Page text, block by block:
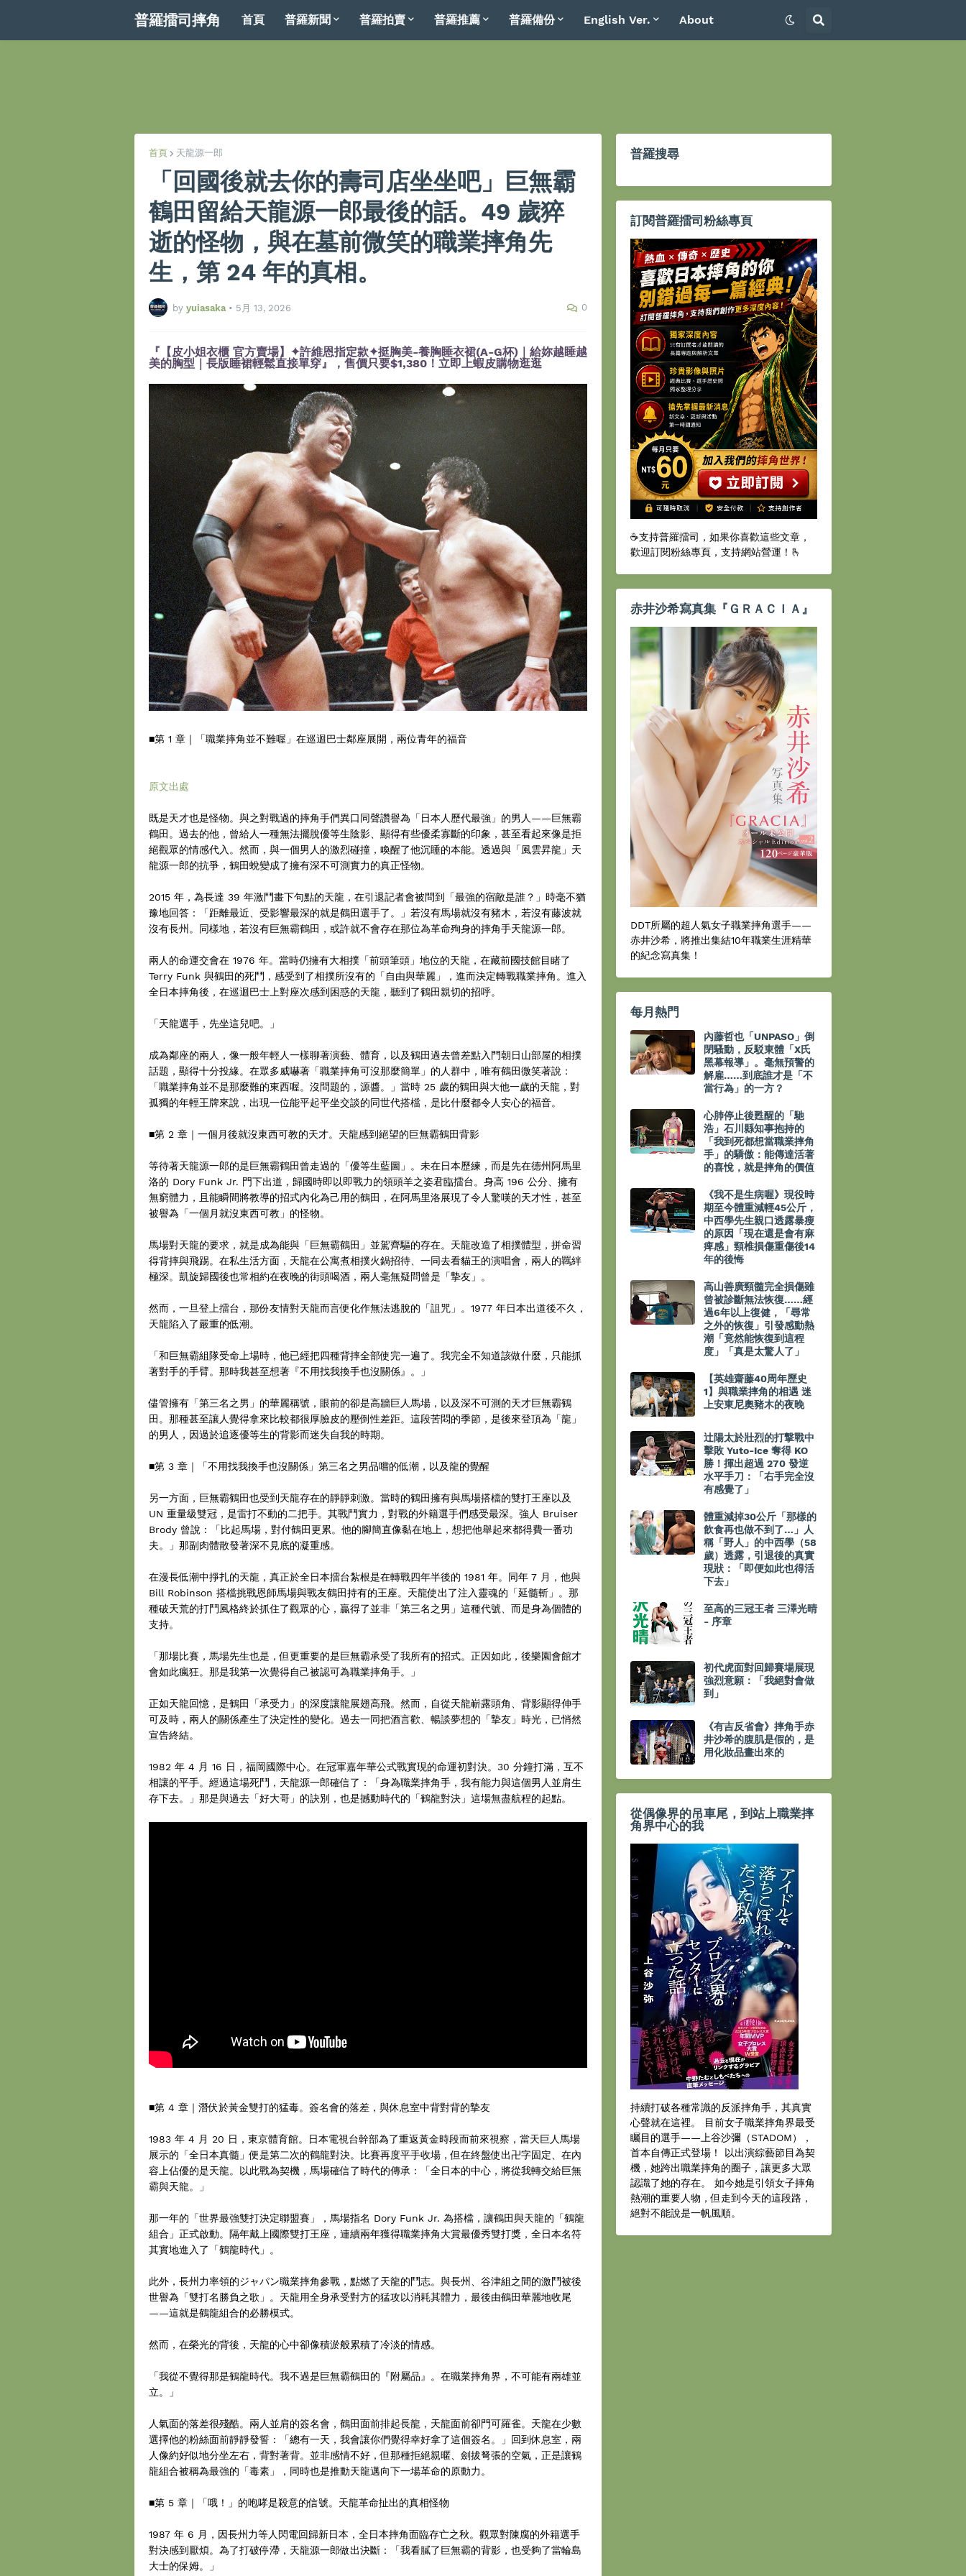
普羅擂司摔角 首頁 普羅新聞 普羅拍賣 普羅推薦 普羅備份 English Ver. About
首頁 天龍源一郎
「回國後就去你的壽司店坐坐吧」巨無霸
鶴田留給天龍源一郎最後的話。49 歲猝
逝的怪物，與在墓前微笑的職業摔角先
生，第 24 年的真相。
by yuiasaka • 5月 13, 2026 0
『【皮小姐衣櫃 官方賣場】✦許維恩指定款✦挺胸美-養胸睡衣裙(A-G杯)｜給妳越睡越
美的胸型｜長版睡裙輕鬆直接單穿』，售價只要$1,380！立即上蝦皮購物逛逛
■第 1 章｜「職業摔角並不難喔」在巡迴巴士鄰座展開，兩位青年的福音
原文出處
既是天才也是怪物。與之對戰過的摔角手們異口同聲讚譽為「日本人歷代最強」的男人——巨無霸
鶴田。過去的他，曾給人一種無法擺脫優等生陰影、顯得有些優柔寡斷的印象，甚至看起來像是拒
絕觀眾的情感代入。然而，與一個男人的激烈碰撞，喚醒了他沉睡的本能。透過與「風雲昇龍」天
龍源一郎的抗爭，鶴田蛻變成了擁有深不可測實力的真正怪物。
2015 年，為長達 39 年激鬥畫下句點的天龍，在引退記者會被問到「最強的宿敵是誰？」時毫不猶
豫地回答：「距離最近、受影響最深的就是鶴田選手了。」若沒有馬場就沒有豬木，若沒有藤波就
沒有長州。同樣地，若沒有巨無霸鶴田，或許就不會存在那位為革命殉身的摔角手天龍源一郎。
兩人的命運交會在 1976 年。當時仍擁有大相撲「前頭筆頭」地位的天龍，在藏前國技館目睹了
Terry Funk 與鶴田的死鬥，感受到了相撲所沒有的「自由與華麗」，進而決定轉戰職業摔角。進入
全日本摔角後，在巡迴巴士上對座次感到困惑的天龍，聽到了鶴田親切的招呼。
「天龍選手，先坐這兒吧。」
成為鄰座的兩人，像一般年輕人一樣聊著演藝、體育，以及鶴田過去曾差點入門朝日山部屋的相撲
話題，顯得十分投緣。在眾多威嚇著「職業摔角可沒那麼簡單」的人群中，唯有鶴田微笑著說：
「職業摔角並不是那麼難的東西喔。沒問題的，源醬。」當時 25 歲的鶴田與大他一歲的天龍，對
孤獨的年輕王牌來說，出現一位能平起平坐交談的同世代搭檔，是比什麼都令人安心的福音。
■第 2 章｜一個月後就沒東西可教的天才。天龍感到絕望的巨無霸鶴田背影
等待著天龍源一郎的是巨無霸鶴田曾走過的「優等生藍圖」。未在日本歷練，而是先在德州阿馬里
洛的 Dory Funk Jr. 門下出道，歸國時即以即戰力的領頭羊之姿君臨擂台。身高 196 公分、擁有
無窮體力，且能瞬間將教導的招式內化為己用的鶴田，在阿馬里洛展現了令人驚嘆的天才性，甚至
被譽為「一個月就沒東西可教」的怪物。
馬場對天龍的要求，就是成為能與「巨無霸鶴田」並駕齊驅的存在。天龍改造了相撲體型，拼命習
得背摔與飛踢。在私生活方面，天龍在公寓煮相撲火鍋招待、一同去看貓王的演唱會，兩人的羈絆
極深。凱旋歸國後也常相約在夜晚的街頭喝酒，兩人毫無疑問曾是「摯友」。
然而，一旦登上擂台，那份友情對天龍而言便化作無法逃脫的「詛咒」。1977 年日本出道後不久，
天龍陷入了嚴重的低潮。
「和巨無霸組隊受命上場時，他已經把四種背摔全部使完一遍了。我完全不知道該做什麼，只能抓
著對手的手臂。那時我甚至想著『不用找我換手也沒關係』。」
儘管擁有「第三名之男」的華麗稱號，眼前的卻是高牆巨人馬場，以及深不可測的天才巨無霸鶴
田。那種甚至讓人覺得拿來比較都很厚臉皮的壓倒性差距。這段苦悶的季節，是後來登頂為「龍」
的男人，因過於追逐優等生的背影而迷失自我的時期。
■第 3 章｜「不用找我換手也沒關係」第三名之男品嚐的低潮，以及龍的覺醒
另一方面，巨無霸鶴田也受到天龍存在的靜靜刺激。當時的鶴田擁有與馬場搭檔的雙打王座以及
UN 重量級雙冠，是雷打不動的二把手。其戰鬥實力，對戰的外籍選手們感受最深。強人 Bruiser
Brody 曾說：「比起馬場，對付鶴田更累。他的腳簡直像黏在地上，想把他舉起來都得費一番功
夫。」那副肉體散發著深不見底的凝重感。
在漫長低潮中掙扎的天龍，真正於全日本擂台紮根是在轉戰四年半後的 1981 年。同年 7 月，他與
Bill Robinson 搭檔挑戰恩師馬場與戰友鶴田持有的王座。天龍使出了注入靈魂的「延髓斬」。那
種破天荒的打鬥風格終於抓住了觀眾的心，贏得了並非「第三名之男」這種代號、而是身為個體的
支持。
「那場比賽，馬場先生也是，但更重要的是巨無霸承受了我所有的招式。正因如此，後樂園會館才
會如此瘋狂。那是我第一次覺得自己被認可為職業摔角手。」
正如天龍回憶，是鶴田「承受力」的深度讓龍展翅高飛。然而，自從天龍嶄露頭角、背影顯得伸手
可及時，兩人的關係產生了決定性的變化。過去一同把酒言歡、暢談夢想的「摯友」時光，已悄然
宣告終結。
1982 年 4 月 16 日，福岡國際中心。在冠軍嘉年華公式戰實現的命運初對決。30 分鐘打滿，互不
相讓的平手。經過這場死鬥，天龍源一郎確信了：「身為職業摔角手，我有能力與這個男人並肩生
存下去。」那是與過去「好大哥」的訣別，也是撼動時代的「鶴龍對決」這場無盡航程的起點。
■第 4 章｜潛伏於黃金雙打的猛毒。簽名會的落差，與休息室中背對背的摯友
1983 年 4 月 20 日，東京體育館。日本電視台幹部為了重返黃金時段而前來視察，當天巨人馬場
展示的「全日本真髓」便是第二次的鶴龍對決。比賽再度平手收場，但在終盤使出卍字固定、在內
容上佔優的是天龍。以此戰為契機，馬場確信了時代的傳承：「全日本的中心，將從我轉交給巨無
霸與天龍。」
那一年的「世界最強雙打決定聯盟賽」，馬場指名 Dory Funk Jr. 為搭檔，讓鶴田與天龍的「鶴龍
組合」正式啟動。隔年戴上國際雙打王座，連續兩年獲得職業摔角大賞最優秀雙打獎，全日本名符
其實地進入了「鶴龍時代」。
此外，長州力率領的ジャパン職業摔角參戰，點燃了天龍的鬥志。與長州、谷津組之間的激鬥被後
世譽為「雙打名勝負之歌」。天龍用全身承受對方的猛攻以消耗其體力，最後由鶴田華麗地收尾
——這就是鶴龍組合的必勝模式。
然而，在榮光的背後，天龍的心中卻像積淤般累積了冷淡的情感。
「我從不覺得那是鶴龍時代。我不過是巨無霸鶴田的『附屬品』。在職業摔角界，不可能有兩雄並
立。」
人氣面的落差很殘酷。兩人並肩的簽名會，鶴田面前排起長龍，天龍面前卻門可羅雀。天龍在少數
選擇他的粉絲面前靜靜發誓：「總有一天，我會讓你們覺得幸好拿了這個簽名。」回到休息室，兩
人像約好似地分坐左右，背對著背。並非感情不好，但那種拒絕親暱、劍拔弩張的空氣，正是讓鶴
龍組合被稱為最強的「毒素」，同時也是推動天龍邁向下一場革命的原動力。
■第 5 章｜「哦！」的咆哮是殺意的信號。天龍革命扯出的真相怪物
1987 年 6 月，因長州力等人閃電回歸新日本，全日本摔角面臨存亡之秋。觀眾對陳腐的外籍選手
對決感到厭煩。為了打破停滯，天龍源一郎做出決斷：「我看膩了巨無霸的背影，也受夠了當輪島
大士的保姆。」
普羅搜尋
訂閱普羅擂司粉絲專頁
☕️支持普羅擂司，如果你喜歡這些文章，
歡迎訂閱粉絲專頁，支持網站營運！🫰
赤井沙希寫真集『ＧＲＡＣＩＡ』
DDT所屬的超人氣女子職業摔角選手——
赤井沙希，將推出集結10年職業生涯精華
的紀念寫真集！
每月熱門
內藤哲也「UNPASO」倒
閉騷動，反駁東體「X氏
黑幕報導」。毫無預警的
解雇……到底誰才是「不
當行為」的一方？
心肺停止後甦醒的「馳
浩」石川縣知事抱持的
「我到死都想當職業摔角
手」的驕傲：能傳達活著
的喜悅，就是摔角的價值
《我不是生病喔》現役時
期至今體重減輕45公斤，
中西學先生親口透露暴瘦
的原因「現在還是會有麻
痺感」頸椎損傷重傷後14
年的後悔
高山善廣頸髓完全損傷雖
曾被診斷無法恢復……經
過6年以上復健，「尋常
之外的恢復」引發感動熱
潮「竟然能恢復到這程
度」「真是太驚人了」
【英雄齋藤40周年歷史
1】與職業摔角的相遇 迷
上安東尼奧豬木的夜晚
辻陽太於壯烈的打撃戰中
擊敗 Yuto-Ice 奪得 KO
勝！揮出超過 270 發逆
水平手刀：「右手完全沒
有感覺了」
體重減掉30公斤「那樣的
飲食再也做不到了…」人
稱「野人」的中西學（58
歲）透露，引退後的真實
現狀：「即便如此也得活
下去」
至高的三冠王者 三澤光晴
- 序章
初代虎面對回歸賽場展現
強烈意願：「我絕對會做
到」
《有吉反省會》摔角手赤
井沙希的腹肌是假的，是
用化妝品畫出來的
從偶像界的吊車尾，到站上職業摔
角界中心的我
持續打破各種常識的反派摔角手，其真實
心聲就在這裡。 目前女子職業摔角界最受
矚目的選手——上谷沙彌（STADOM），
首本自傳正式登場！ 以出演綜藝節目為契
機，她跨出職業摔角的圈子，讓更多大眾
認識了她的存在。 如今她是引領女子摔角
熱潮的重要人物，但走到今天的這段路，
絕對不能說是一帆風順。